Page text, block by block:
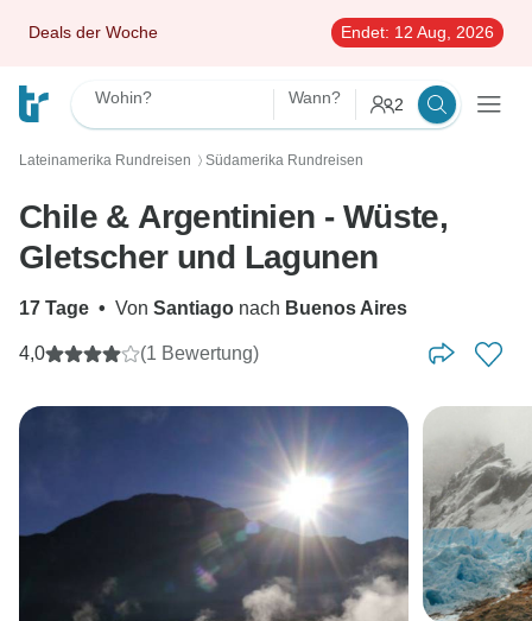
Deals der Woche Endet: 12 Aug, 2026
Wohin? Wann? 2
Lateinamerika Rundreisen 〉 Südamerika Rundreisen
Chile & Argentinien - Wüste,
Gletscher und Lagunen
17 Tage • Von Santiago nach Buenos Aires
4,0 (1 Bewertung)